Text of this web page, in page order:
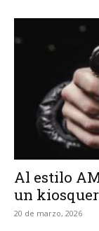
Al estilo
un
20 de marzo, 2026